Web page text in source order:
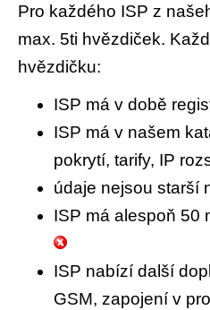
Pro každého ISP z
max. 5ti hvězdiček.
hvězdičku:
ISP má v době
ISP má v našem
pokrytí, tarify, IP
údaje nejsou starší
ISP má alespoň 50
ISP nabízí další
GSM, zapojení v